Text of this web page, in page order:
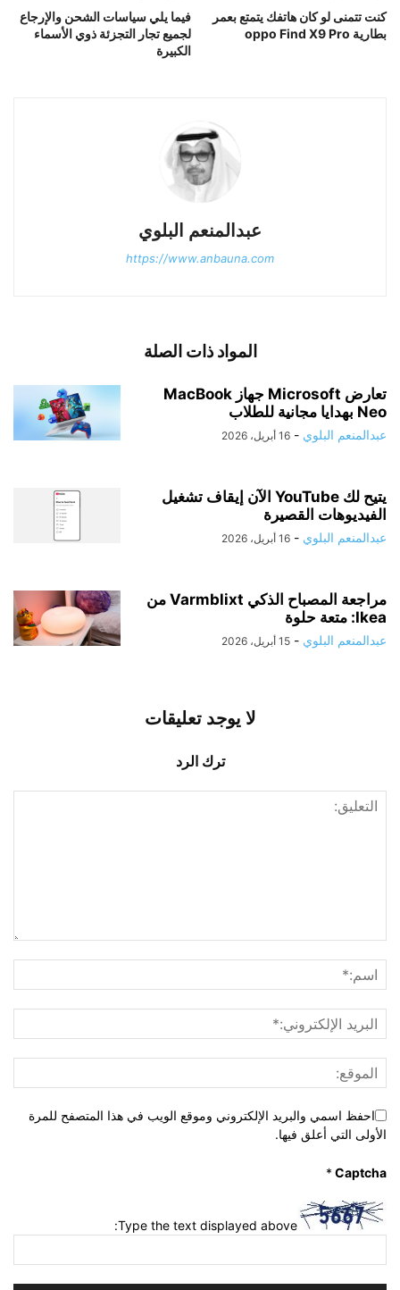
فيما يلي سياسات الشحن والإرجاع
لجميع تجار التجزئة ذوي الأسماء
الكبيرة
كنت تتمنى لو كان هاتفك يتمتع بعمر
بطارية oppo Find X9 Pro
عبدالمنعم البلوي
https://www.anbauna.com
المواد ذات الصلة
تعارض Microsoft جهاز MacBook
Neo بهدايا مجانية للطلاب
عبدالمنعم البلوي - 16 أبريل، 2026
يتيح لك YouTube الآن إيقاف تشغيل
الفيديوهات القصيرة
عبدالمنعم البلوي - 16 أبريل، 2026
مراجعة المصباح الذكي Varmblixt من
Ikea: متعة حلوة
عبدالمنعم البلوي - 15 أبريل، 2026
لا يوجد تعليقات
ترك الرد
احفظ اسمي والبريد الإلكتروني وموقع الويب في هذا المتصفح للمرة
الأولى التي أعلق فيها.
Captcha
*
Type the text displayed above: